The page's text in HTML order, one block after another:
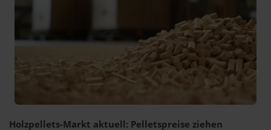
Holzpellets-Markt aktuell: Pelletspreise ziehen